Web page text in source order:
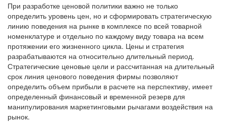
При разработке ценовой политики важно не только
определить уровень цен, но и сформировать стратегическую
линию поведения на рынке в комплексе по всей товарной
номенклатуре и отдельно по каждому виду товара на всем
протяжении его жизненного цикла. Цены и стратегия
разрабатываются на относительно длительный период.
Стратегические ценовые цели и рассчитанная на длительный
срок линия ценового поведения фирмы позволяют
определить объем прибыли в расчете на перспективу, имеет
определенный финансовый и временной резерв для
манипулирования маркетинговыми рычагами воздействия на
рынок.